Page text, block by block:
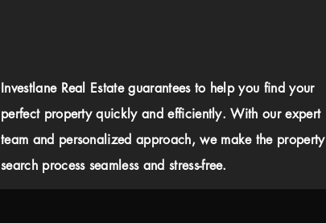
Investlane Real Estate guarantees to help you find your
perfect property quickly and efficiently. With our expert
team and personalized approach, we make the property
search process seamless and stress-free.